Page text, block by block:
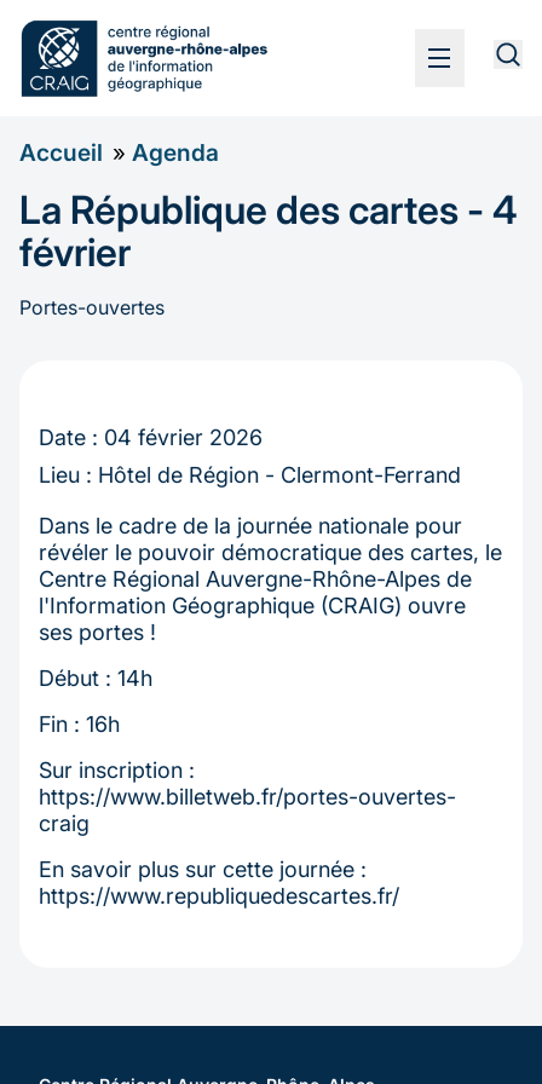
Aller
contenu
principal
Navigation
Fil
Accueil Agenda
La République des cartes - 4
février
Portes-ouvertes
Date : 04 février 2026
Lieu : Hôtel de Région - Clermont-Ferrand
Dans le cadre de la journée nationale pour
révéler le pouvoir démocratique des cartes, le
Centre Régional Auvergne-Rhône-Alpes de
l'Information Géographique (CRAIG) ouvre
ses portes !
Début : 14h
Fin : 16h
Sur inscription :
https://www.billetweb.fr/portes-ouvertes-
craig
En savoir plus sur cette journée :
https://www.republiquedescartes.fr/